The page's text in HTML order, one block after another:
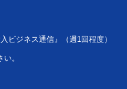
ビジネス通信』（週1回程度）
。